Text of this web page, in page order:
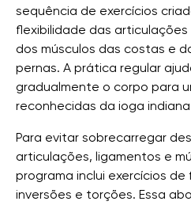
sequência de exercícios
flexibilidade das
dos músculos das costas e
pernas. A prática regular
gradualmente o corpo para
reconhecidas da ioga
Para evitar sobrecarregar
articulações, ligamentos e
programa inclui exercícios
inversões e torções. Essa